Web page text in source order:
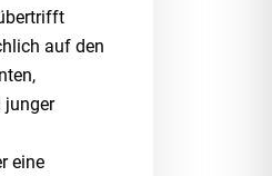
auf den
junger
eine